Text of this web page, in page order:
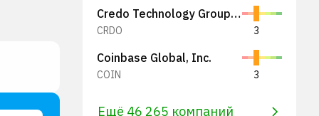
Credo Technology Group Holding Ltd
CRDO 3
Coinbase Global, Inc.
COIN 3
Ещё 46 265 компаний